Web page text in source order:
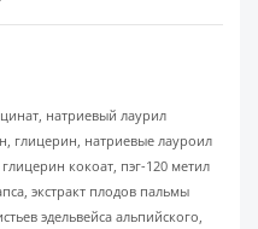
натриевый лаурил
глицерин, натриевые лауроил
кокоат, пэг-120 метил
экстракт плодов пальмы
эдельвейса альпийского,